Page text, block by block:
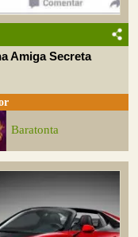
Amiga Secreta
Baratonta